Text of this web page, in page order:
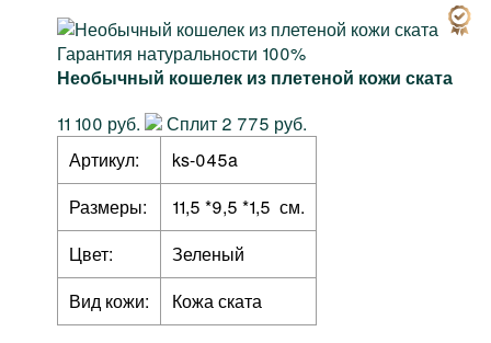
Гарантия натуральности 100%
Необычный кошелек из плетеной кожи ската
11 100 руб.
Сплит 2 775 руб.
Артикул:
ks-045a
Размеры:
11,5 *9,5 *1,5 см.
Цвет:
Зеленый
Вид кожи:
Кожа ската